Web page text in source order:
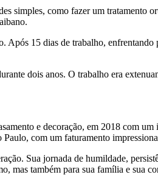
simples, como fazer um tratamento
Após 15 dias de trabalho,
dois anos. O trabalho era
e decoração, em 2018 com
com um faturamento
Sua jornada de humildade,
mas também para sua família e sua